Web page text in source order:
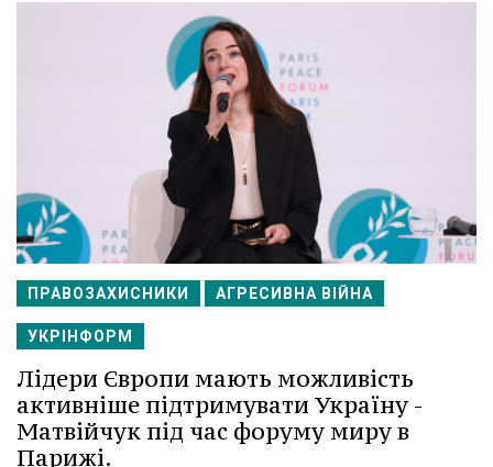
ПРАВОЗАХИСНИКИ АГРЕСИВНА ВІЙНА
УКРІНФОРМ
Лідери Європи мають можливість
активніше підтримувати Україну -
Матвійчук під час форуму миру в
Парижі.